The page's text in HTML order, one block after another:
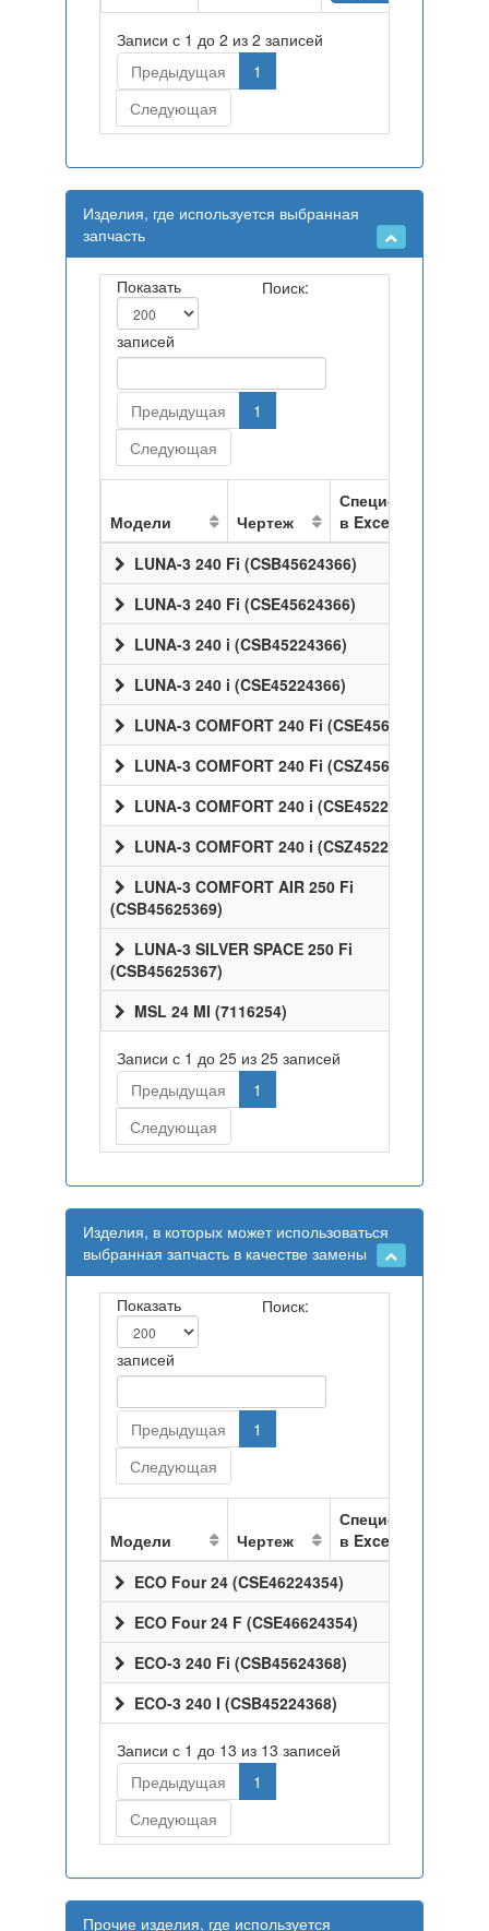
Записи с 1 до 2 из 2 записей
Предыдущая
1
Следующая
Изделия, где используется выбранная
запчасть
Показать
записей
Поиск:
Предыдущая
1
Следующая
Модели Чертеж
Спецификация
в Excel
LUNA-3 240 Fi (CSB45624366)
LUNA-3 240 Fi (CSE45624366)
LUNA-3 240 i (CSB45224366)
LUNA-3 240 i (CSE45224366)
LUNA-3 COMFORT 240 Fi (CSE45624358)
LUNA-3 COMFORT 240 Fi (CSZ45624358)
LUNA-3 COMFORT 240 i (CSE45224358)
LUNA-3 COMFORT 240 i (CSZ45224358)
LUNA-3 COMFORT AIR 250 Fi
(CSB45625369)
LUNA-3 SILVER SPACE 250 Fi
(CSB45625367)
MSL 24 MI (7116254)
Записи с 1 до 25 из 25 записей
Предыдущая
1
Следующая
Изделия, в которых может использоваться
выбранная запчасть в качестве замены
Показать
записей
Поиск:
Предыдущая
1
Следующая
Модели Чертеж
Спецификация
в Excel
ECO Four 24 (CSE46224354)
ECO Four 24 F (CSE46624354)
ECO-3 240 Fi (CSB45624368)
ECO-3 240 I (CSB45224368)
Записи с 1 до 13 из 13 записей
Предыдущая
1
Следующая
Прочие изделия, где используется